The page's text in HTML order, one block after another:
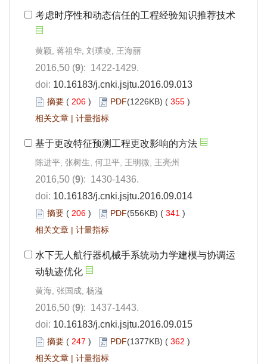
考虑时序性和动态信任的工程经验知识推荐技术
黄颖, 蒋祖华, 刘璞凌, 王海丽
2016,50 (9): 1422-1429.
doi: 10.16183/j.cnki.jsjtu.2016.09.013
摘要 ( 206 ) PDF(1226KB) ( 355 )
相关文章 | 计量指标
基于更改特征预测工程更改影响的方法
陈进平, 张树生, 何卫平, 王明微, 王亮州
2016,50 (9): 1430-1436.
doi: 10.16183/j.cnki.jsjtu.2016.09.014
摘要 ( 206 ) PDF(556KB) ( 341 )
相关文章 | 计量指标
水下无人航行器机械手系统动力学建模与协调运
动轨迹优化
黄海, 张国成, 杨溢
2016,50 (9): 1437-1443.
doi: 10.16183/j.cnki.jsjtu.2016.09.015
摘要 ( 247 ) PDF(1377KB) ( 362 )
相关文章 | 计量指标